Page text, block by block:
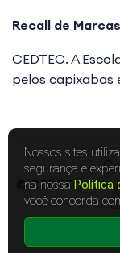
Recall de
CEDTEC. A
pelos capixabas
© CEDTEC -
Política
Nossos sites
segurança e
na nossa Política
você concorda